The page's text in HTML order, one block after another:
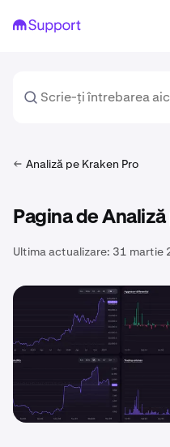
Analiză pe Kraken Pro
Pagina de
Ultima actualizare: 31 martie